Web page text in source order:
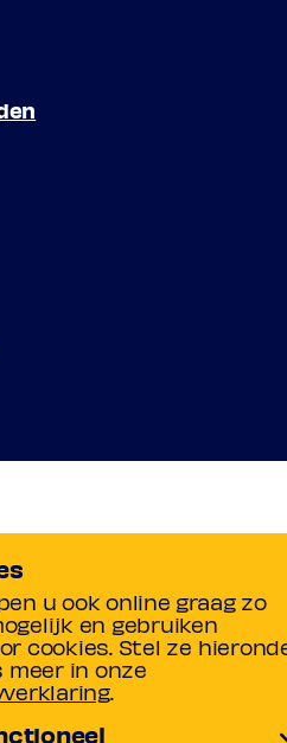
u ook online graag zo
en gebruiken
cookies. Stel ze
meer in onze
.